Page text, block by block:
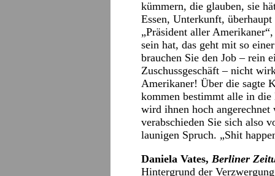
kümmern, die glauben, sie
Essen, Unterkunft, überhaupt
„Präsident aller
sein hat, das geht mit so
brauchen Sie den Job – rein
Zuschussgeschäft – nicht
Amerikaner! Über die sagte
kommen bestimmt alle in die
wird ihnen hoch
verabschieden Sie sich also
launigen Spruch. „Shit
Daniela Vates, Berliner
Hintergrund der